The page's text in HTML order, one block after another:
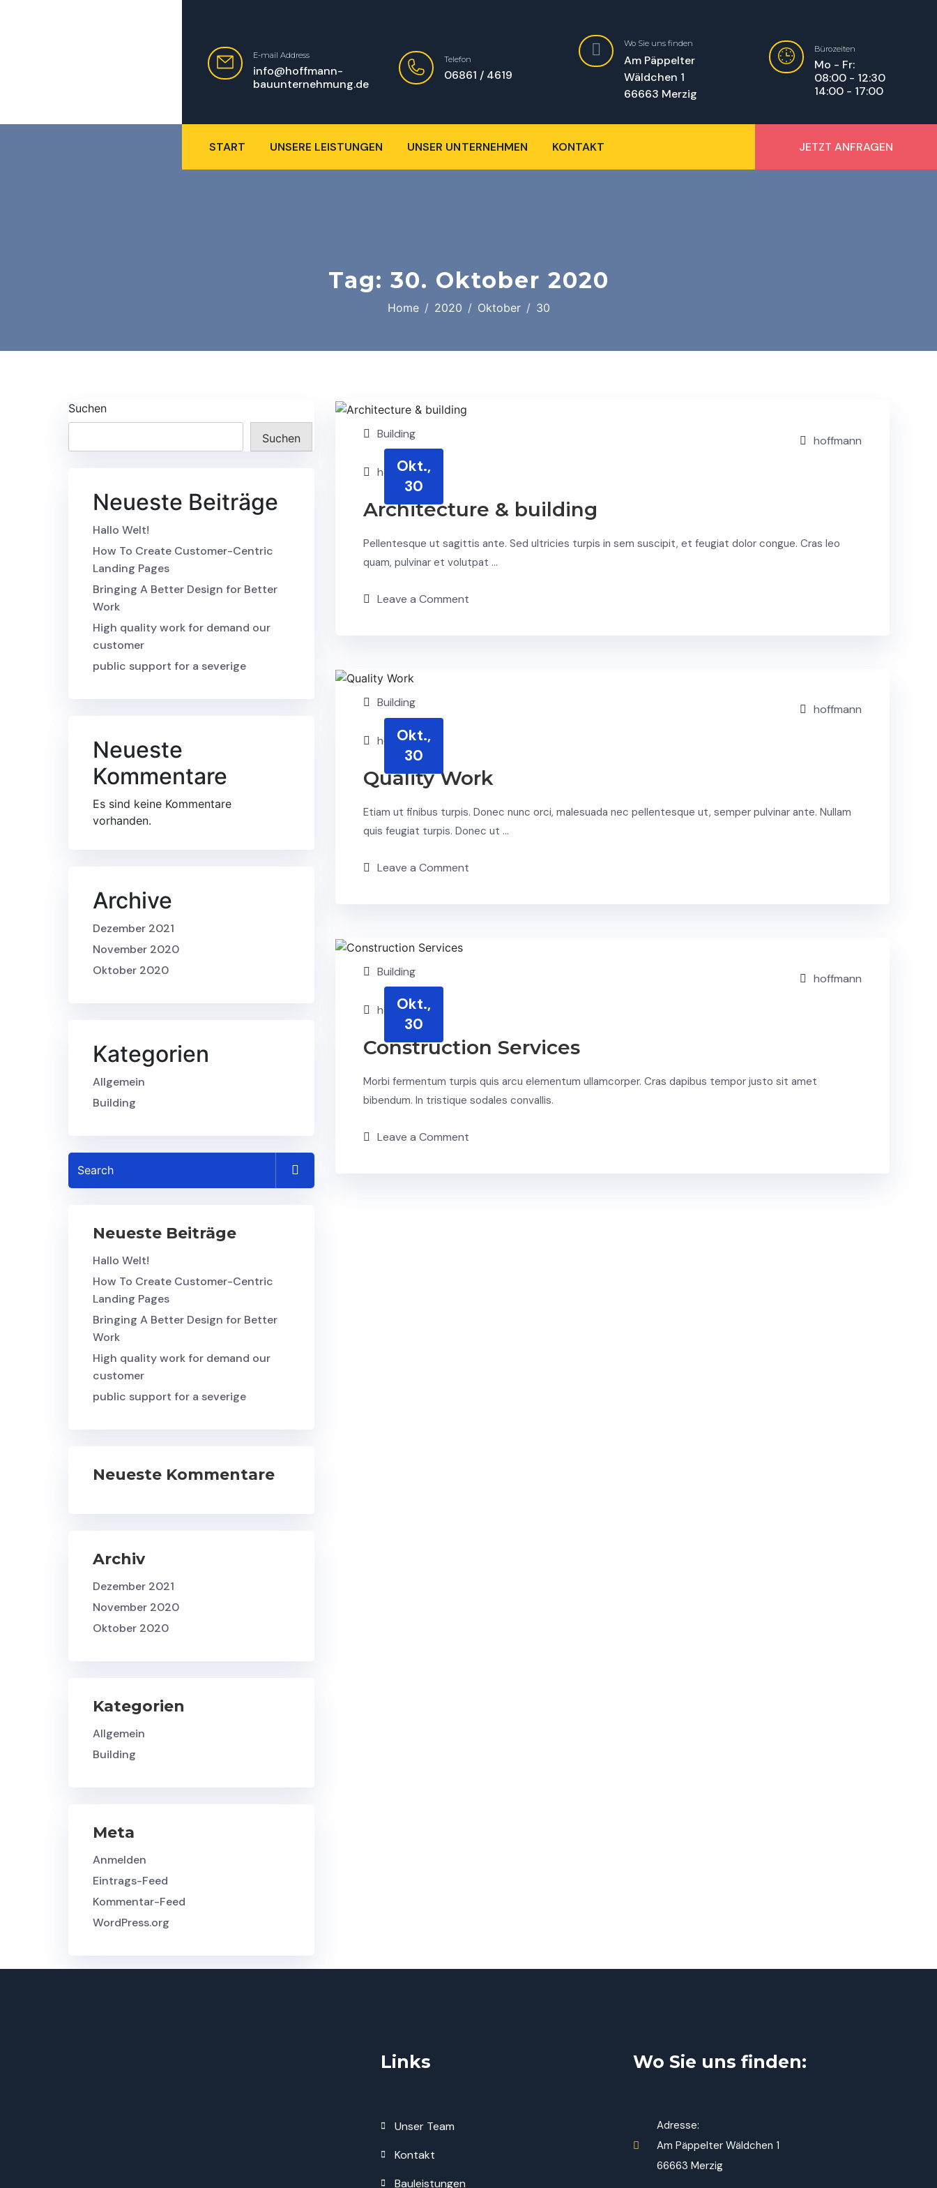
info@hoffmann-
bauunternehmung.de
E-mail Address
06861 / 4619
Telefon
Am Päppelter
Wäldchen 1
66663 Merzig
Wo Sie uns finden
Mo - Fr:
08:00 - 12:30
14:00 - 17:00
Bürozeiten
START UNSERE LEISTUNGEN UNSER UNTERNEHMEN KONTAKT JETZT ANFRAGEN
Tag: 30. Oktober 2020
Home 2020 Oktober 30
Suchen
Suchen
Neueste Beiträge
Hallo Welt!
How To Create Customer-Centric
Landing Pages
Bringing A Better Design for Better
Work
High quality work for demand our
customer
public support for a severige
Neueste
Kommentare
Es sind keine Kommentare
vorhanden.
Archive
Dezember 2021
November 2020
Oktober 2020
Kategorien
Allgemein
Building
Neueste Beiträge
Hallo Welt!
How To Create Customer-Centric
Landing Pages
Bringing A Better Design for Better
Work
High quality work for demand our
customer
public support for a severige
Neueste Kommentare
Archiv
Dezember 2021
November 2020
Oktober 2020
Kategorien
Allgemein
Building
Meta
Anmelden
Eintrags-Feed
Kommentar-Feed
WordPress.org
Okt.,
30
Building hoffmann
hoffmann
Architecture & building
Pellentesque ut sagittis ante. Sed ultricies turpis in sem suscipit, et feugiat dolor congue. Cras leo
quam, pulvinar et volutpat …
Leave a Comment
Okt.,
30
Building hoffmann
hoffmann
Quality Work
Etiam ut finibus turpis. Donec nunc orci, malesuada nec pellentesque ut, semper pulvinar ante. Nullam
quis feugiat turpis. Donec ut …
Leave a Comment
Okt.,
30
Building hoffmann
hoffmann
Construction Services
Morbi fermentum turpis quis arcu elementum ullamcorper. Cras dapibus tempor justo sit amet
bibendum. In tristique sodales convallis.
Leave a Comment
Links
Unser Team
Kontakt
Bauleistungen
Wo Sie uns finden:
Adresse:
Am Päppelter Wäldchen 1
66663 Merzig